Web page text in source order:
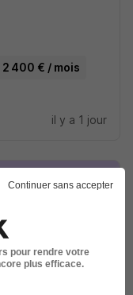
2 400 € / mois
il y a 1 jour
Continuer sans accepter
pour rendre votre
plus efficace.